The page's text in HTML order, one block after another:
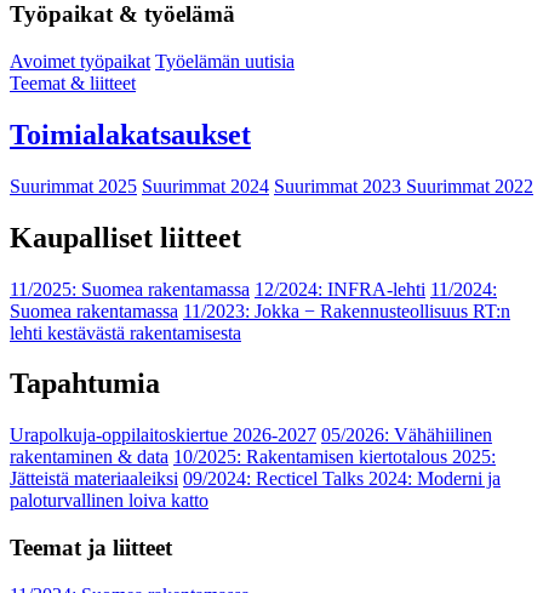
Työpaikat & työelämä
Avoimet työpaikat Työelämän uutisia
Teemat & liitteet
Toimialakatsaukset
Suurimmat 2025 Suurimmat 2024 Suurimmat 2023 Suurimmat 2022
Kaupalliset liitteet
11/2025: Suomea rakentamassa 12/2024: INFRA-lehti 11/2024:
Suomea rakentamassa 11/2023: Jokka − Rakennusteollisuus RT:n
lehti kestävästä rakentamisesta
Tapahtumia
Urapolkuja-oppilaitoskiertue 2026-2027 05/2026: Vähähiilinen
rakentaminen & data 10/2025: Rakentamisen kiertotalous 2025:
Jätteistä materiaaleiksi 09/2024: Recticel Talks 2024: Moderni ja
paloturvallinen loiva katto
Teemat ja liitteet